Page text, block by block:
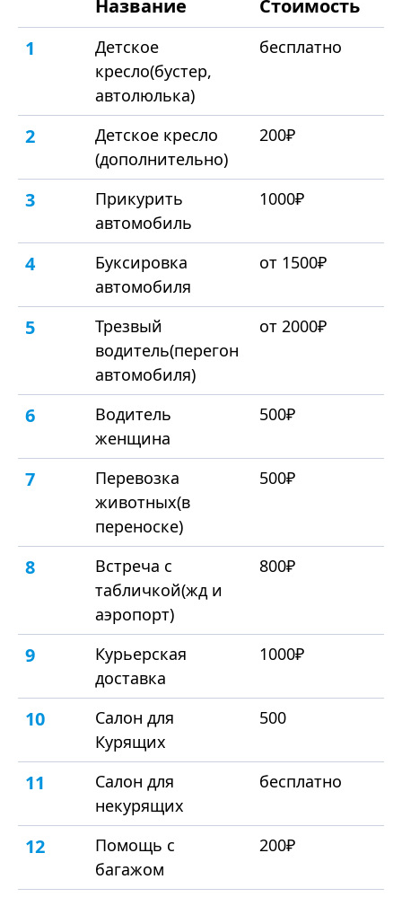
Название
Стоимость
1
Детское
кресло(бустер,
автолюлька)
бесплатно
2
Детское кресло
(дополнительно)
200₽
3
Прикурить
автомобиль
1000₽
4
Буксировка
автомобиля
от 1500₽
5
Трезвый
водитель(перегон
автомобиля)
от 2000₽
6
Водитель
женщина
500₽
7
Перевозка
животных(в
переноске)
500₽
8
Встреча с
табличкой(жд и
аэропорт)
800₽
9
Курьерская
доставка
1000₽
10
Салон для
Курящих
500
11
Салон для
некурящих
бесплатно
12
Помощь с
багажом
200₽